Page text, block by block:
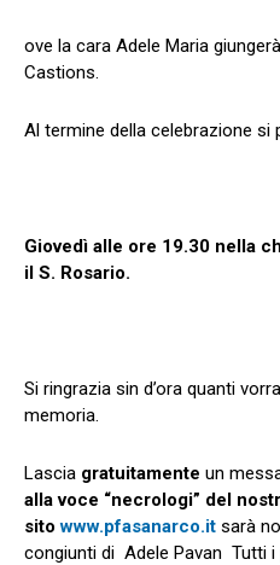
ove la cara Adele Maria
Castions.
Al termine della celebrazione si
Giovedì alle ore 19.30 nella
il S. Rosario.
Si ringrazia sin d’ora quanti
memoria.
Lascia gratuitamente un
alla voce “necrologi” del
sitowww.pfasanarco.it sarà
congiunti di Adele Pavan Tutti i